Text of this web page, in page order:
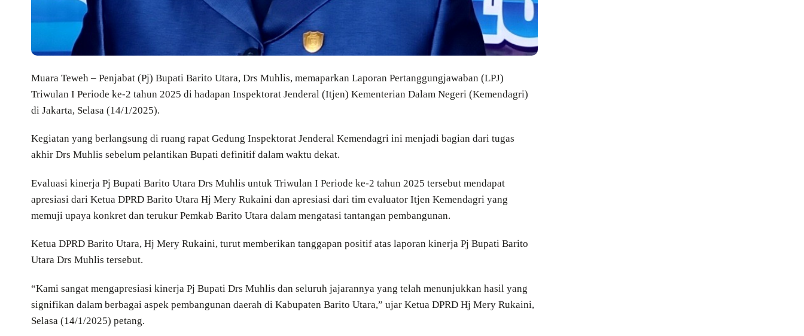
Muara Teweh – Penjabat (Pj) Bupati Barito Utara, Drs Muhlis, memaparkan Laporan Pertanggungjawaban (LPJ)
Triwulan I Periode ke-2 tahun 2025 di hadapan Inspektorat Jenderal (Itjen) Kementerian Dalam Negeri (Kemendagri)
di Jakarta, Selasa (14/1/2025).
Kegiatan yang berlangsung di ruang rapat Gedung Inspektorat Jenderal Kemendagri ini menjadi bagian dari tugas
akhir Drs Muhlis sebelum pelantikan Bupati definitif dalam waktu dekat.
Evaluasi kinerja Pj Bupati Barito Utara Drs Muhlis untuk Triwulan I Periode ke-2 tahun 2025 tersebut mendapat
apresiasi dari Ketua DPRD Barito Utara Hj Mery Rukaini dan apresiasi dari tim evaluator Itjen Kemendagri yang
memuji upaya konkret dan terukur Pemkab Barito Utara dalam mengatasi tantangan pembangunan.
Ketua DPRD Barito Utara, Hj Mery Rukaini, turut memberikan tanggapan positif atas laporan kinerja Pj Bupati Barito
Utara Drs Muhlis tersebut.
“Kami sangat mengapresiasi kinerja Pj Bupati Drs Muhlis dan seluruh jajarannya yang telah menunjukkan hasil yang
signifikan dalam berbagai aspek pembangunan daerah di Kabupaten Barito Utara,” ujar Ketua DPRD Hj Mery Rukaini,
Selasa (14/1/2025) petang.